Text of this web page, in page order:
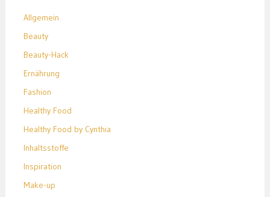
Allgemein
Beauty
Beauty-Hack
Ernährung
Fashion
Healthy Food
Healthy Food by Cynthia
Inhaltsstoffe
Inspiration
Make-up